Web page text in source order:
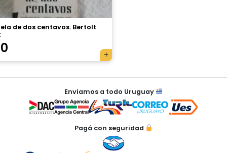
de dos centavos. Bertolt
Enviamos a todo Uruguay
Pagá con seguridad